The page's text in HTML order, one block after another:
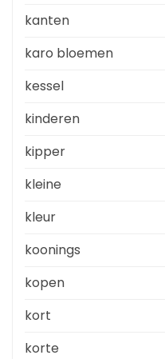
kanten
karo bloemen
kessel
kinderen
kipper
kleine
kleur
koonings
kopen
kort
korte